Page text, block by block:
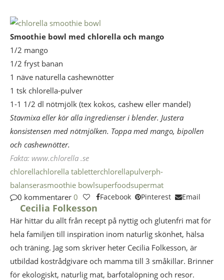
Smoothie bowl med chlorella och mango
1/2 mango
1/2 fryst banan
1 näve naturella cashewnötter
1 tsk chlorella-pulver
1-1 1/2 dl nötmjölk (tex kokos, cashew eller mandel)
Stavmixa eller kör alla ingredienser i blender. Justera
konsistensen med nötmjölken. Toppa med mango, bipollen
och cashewnötter.
Fakta: www.chlorella .se
chlorellachlorella tabletterchlorellapulverph-
balanserasmoothie bowlsuperfoodsupermat
0 kommentarer 0 Facebook Pinterest Email
Cecilia Folkesson
Här hittar du allt från recept på nyttig och glutenfri mat för
hela familjen till inspiration inom naturlig skönhet, hälsa
och träning. Jag som skriver heter Cecilia Folkesson, är
utbildad kostrådgivare och mamma till 3 småkillar. Brinner
för ekologiskt, naturlig mat, barfotalöpning och resor.